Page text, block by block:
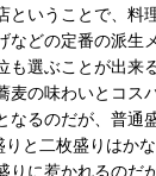
いうことで、料
などの定番の派生
選ぶことが出来
麦の味わいとコス
なるのだが、普通
と二枚盛りはか
りに惹かれるのだ